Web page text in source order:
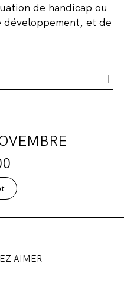
de handicap ou
développement, et de
Belgique s’inscrit en
comme un lieu
savoirs et de
cours-conférences
à Bruxelles,
AIMER